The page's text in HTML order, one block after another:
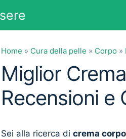
Home » Cura della pelle » Corpo »
Miglior
Recensioni
Sei alla ricerca di crema